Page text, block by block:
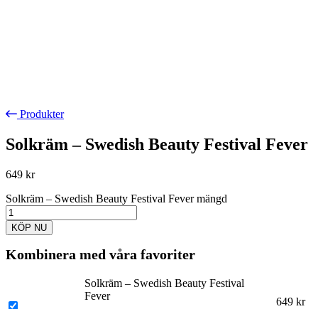
Produkter
Solkräm – Swedish Beauty Festival Fever
649 kr
Solkräm – Swedish Beauty Festival Fever mängd
KÖP NU
Kombinera med våra favoriter
Solkräm – Swedish Beauty Festival
Fever
649 kr